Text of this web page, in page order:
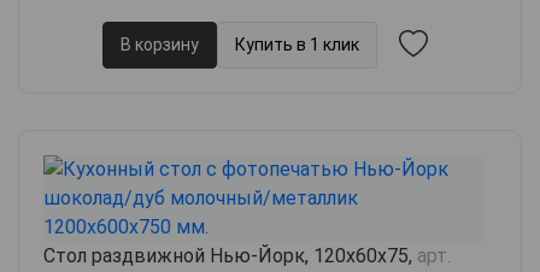
В корзину Купить в 1 клик
Стол раздвижной Нью-Йорк, 120х60х75, арт.